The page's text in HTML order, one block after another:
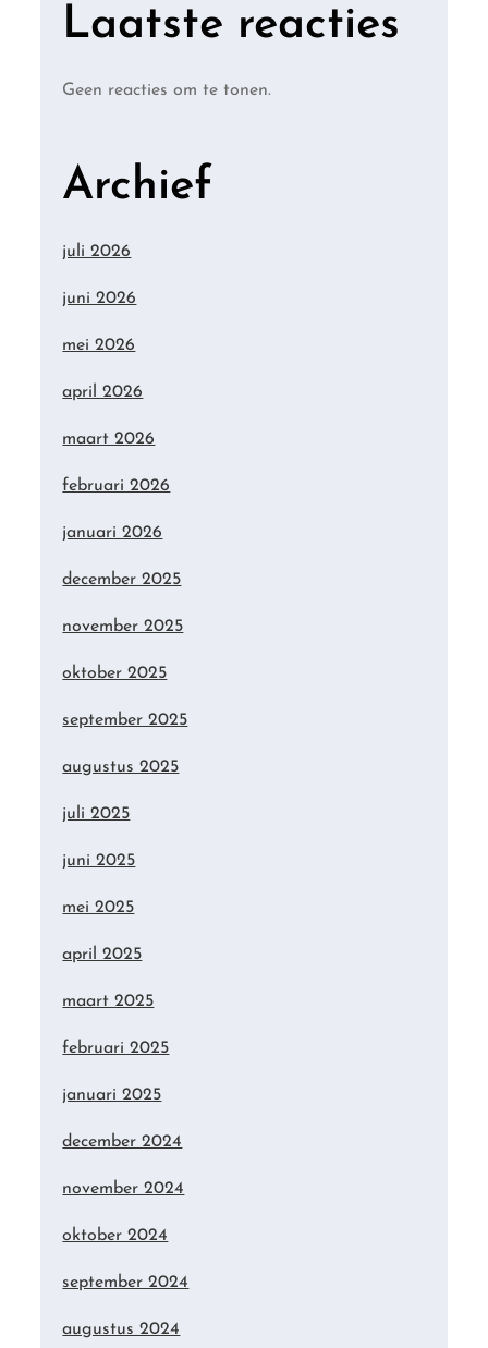
Laatste reacties
Geen reacties om te tonen.
Archief
juli 2026
juni 2026
mei 2026
april 2026
maart 2026
februari 2026
januari 2026
december 2025
november 2025
oktober 2025
september 2025
augustus 2025
juli 2025
juni 2025
mei 2025
april 2025
maart 2025
februari 2025
januari 2025
december 2024
november 2024
oktober 2024
september 2024
augustus 2024